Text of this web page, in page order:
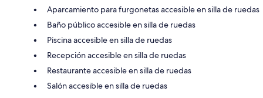
Aparcamiento para furgonetas accesible en silla de ruedas
Baño público accesible en silla de ruedas
Piscina accesible en silla de ruedas
Recepción accesible en silla de ruedas
Restaurante accesible en silla de ruedas
Salón accesible en silla de ruedas